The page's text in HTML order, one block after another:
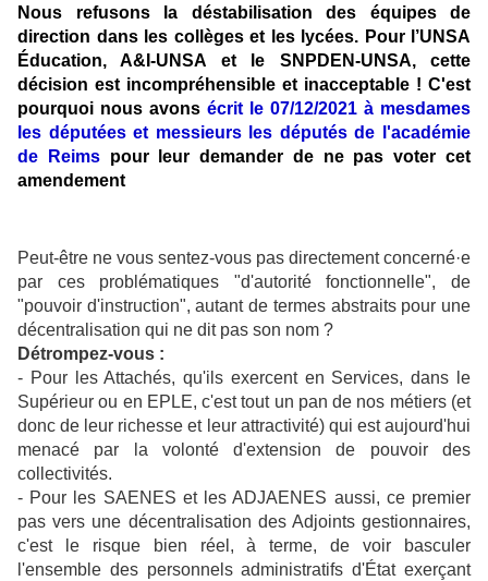
Nous refusons la déstabilisation des équipes de
direction dans les collèges et les lycées. Pour l’UNSA
Éducation, A&I-UNSA et le SNPDEN-UNSA, cette
décision est incompréhensible et inacceptable ! C'est
pourquoi nous avons écrit le 07/12/2021 à mesdames
les députées et messieurs les députés de l'académie
de Reims
pour leur demander de ne pas voter cet
amendement
Peut-être ne vous sentez-vous pas directement concerné·e
par ces problématiques "d'autorité fonctionnelle", de
"pouvoir d'instruction", autant de termes abstraits pour une
décentralisation qui ne dit pas son nom ?
Détrompez-vous :
- Pour les Attachés, qu'ils exercent en Services, dans le
Supérieur ou en EPLE, c'est tout un pan de nos métiers (et
donc de leur richesse et leur attractivité) qui est aujourd'hui
menacé par la volonté d'extension de pouvoir des
collectivités.
- Pour les SAENES et les ADJAENES aussi, ce premier
pas vers une décentralisation des Adjoints gestionnaires,
c'est le risque bien réel, à terme, de voir basculer
l'ensemble des personnels administratifs d'État exerçant